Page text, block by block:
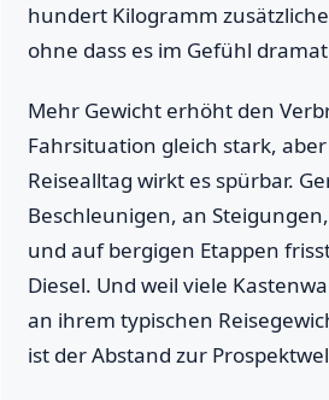
hundert Kilogramm
ohne dass es im Gefühl
Mehr Gewicht erhöht den
Fahrsituation gleich stark,
Reisealltag wirkt es spürbar.
Beschleunigen, an
und auf bergigen Etappen
Diesel. Und weil viele
an ihrem typischen
ist der Abstand zur